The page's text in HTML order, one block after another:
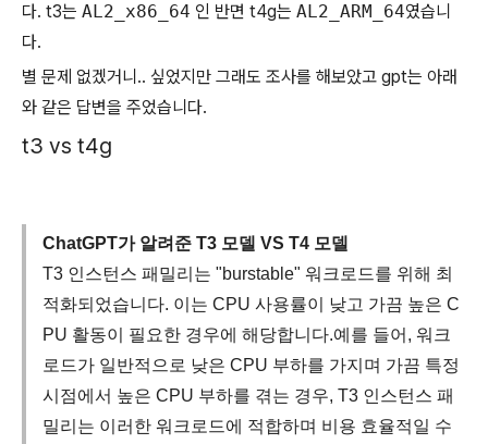
다. t3는 AL2_x86_64 인 반면 t4g는 AL2_ARM_64였습니
다.
별 문제 없겠거니.. 싶었지만 그래도 조사를 해보았고 gpt는 아래
와 같은 답변을 주었습니다.
t3 vs t4g
ChatGPT가 알려준 T3 모델 VS T4 모델
T3 인스턴스 패밀리는 "burstable" 워크로드를 위해 최
적화되었습니다. 이는 CPU 사용률이 낮고 가끔 높은 C
PU 활동이 필요한 경우에 해당합니다.예를 들어, 워크
로드가 일반적으로 낮은 CPU 부하를 가지며 가끔 특정
시점에서 높은 CPU 부하를 겪는 경우, T3 인스턴스 패
밀리는 이러한 워크로드에 적합하며 비용 효율적일 수